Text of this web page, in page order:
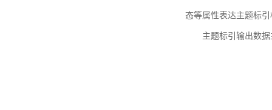
态等属性表达主题标
主题标引输出数